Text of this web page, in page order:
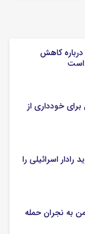
کاهش
است
خودداری از
رادار اسرائیلی را
به نجران حمله